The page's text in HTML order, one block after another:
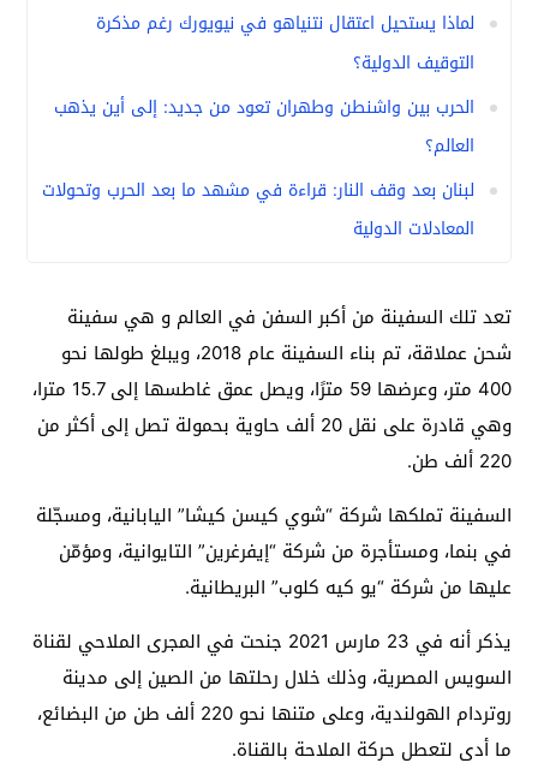
لماذا يستحيل اعتقال نتنياهو في نيويورك رغم مذكرة
التوقيف الدولية؟
الحرب بين واشنطن وطهران تعود من جديد: إلى أين يذهب
العالم؟
لبنان بعد وقف النار: قراءة في مشهد ما بعد الحرب وتحولات
المعادلات الدولية
تعد تلك السفينة من أكبر السفن في العالم و هي سفينة
شحن عملاقة، تم بناء السفينة عام 2018، ويبلغ طولها نحو
400 متر، وعرضها 59 مترًا، ويصل عمق غاطسها إلى 15.7 مترا،
وهي قادرة على نقل 20 ألف حاوية بحمولة تصل إلى أكثر من
220 ألف طن.
السفينة تملكها شركة “شوي كيسن كيشا” اليابانية، ومسجّلة
في بنما، ومستأجرة من شركة “إيفرغرين” التايوانية، ومؤمّن
عليها من شركة “يو كيه كلوب” البريطانية.
يذكر أنه في 23 مارس 2021 جنحت في المجرى الملاحي لقناة
السويس المصرية، وذلك خلال رحلتها من الصين إلى مدينة
روتردام الهولندية، وعلى متنها نحو 220 ألف طن من البضائع،
ما أدى لتعطل حركة الملاحة بالقناة.